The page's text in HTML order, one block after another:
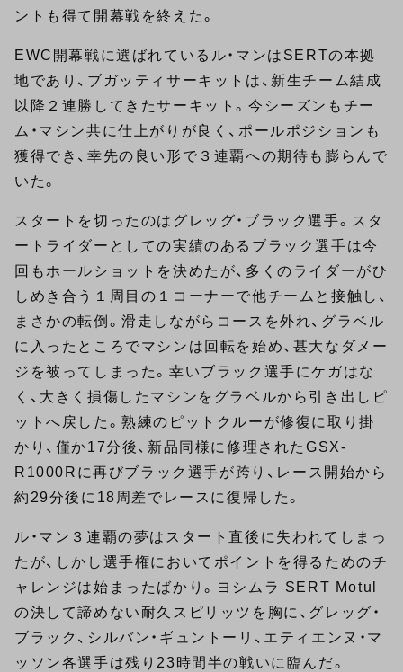
ントも得て開幕戦を終えた。
EWC開幕戦に選ばれているル・マンはSERTの本拠
地であり、ブガッティサーキットは、新生チーム結成
以降２連勝してきたサーキット。今シーズンもチー
ム・マシン共に仕上がりが良く、ポールポジションも
獲得でき、幸先の良い形で３連覇への期待も膨らんで
いた。
スタートを切ったのはグレッグ・ブラック選手。スタ
ートライダーとしての実績のあるブラック選手は今
回もホールショットを決めたが、多くのライダーがひ
しめき合う１周目の１コーナーで他チームと接触し、
まさかの転倒。滑走しながらコースを外れ、グラベル
に入ったところでマシンは回転を始め、甚大なダメー
ジを被ってしまった。幸いブラック選手にケガはな
く、大きく損傷したマシンをグラベルから引き出しピ
ットへ戻した。熟練のピットクルーが修復に取り掛
かり、僅か17分後、新品同様に修理されたGSX-
R1000Rに再びブラック選手が跨り、レース開始から
約29分後に18周差でレースに復帰した。
ル・マン３連覇の夢はスタート直後に失われてしまっ
たが、しかし選手権においてポイントを得るためのチ
ャレンジは始まったばかり。ヨシムラ SERT Motul
の決して諦めない耐久スピリッツを胸に、グレッグ・
ブラック、シルバン・ギュントーリ、エティエンヌ・マ
ッソン各選手は残り23時間半の戦いに臨んだ。